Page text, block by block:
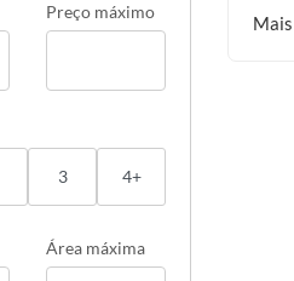
Preço máximo
3 4+
Área máxima